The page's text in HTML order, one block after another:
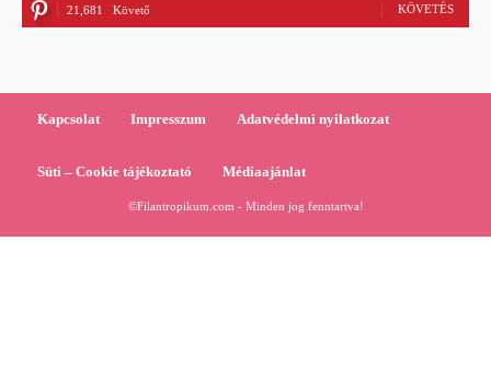
21,681 Követő KÖVETÉS
Kapcsolat Impresszum Adatvédelmi nyilatkozat
Süti – Cookie tájékoztató Médiaajánlat
©Filantropikum.com - Minden jog fenntartva!